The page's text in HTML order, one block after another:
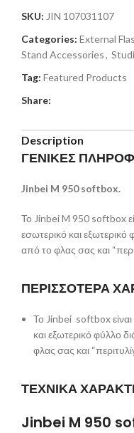
SKU: JIN 107031107
Categories: External
Stand Accessories,
Tag: Featured Products
Share:
Description
ΓΕΝΙΚΕΣ
Jinbei M 950 softbox.
Το Jinbei M 950 softbox
εσωτερικό και
από το φλας σας και
ΠΕΡΙΣΣΟΤΕΡΑ
Το Jinbei softbox είναι
και εξωτερικό φύλλο
φλας σας και
ΤΕΧΝΙΚΑ
Jinbei M 950